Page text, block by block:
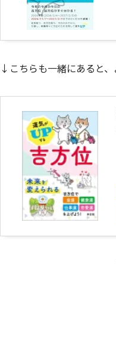
↓こちらも一緒にあると